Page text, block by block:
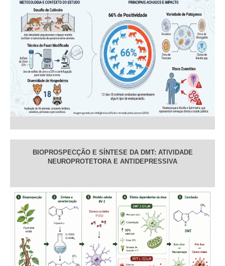
BIOPROSPECÇÃO E SÍNTESE DA DMT: ATIVIDADE
NEUROPROTETORA E ANTIDEPRESSIVA